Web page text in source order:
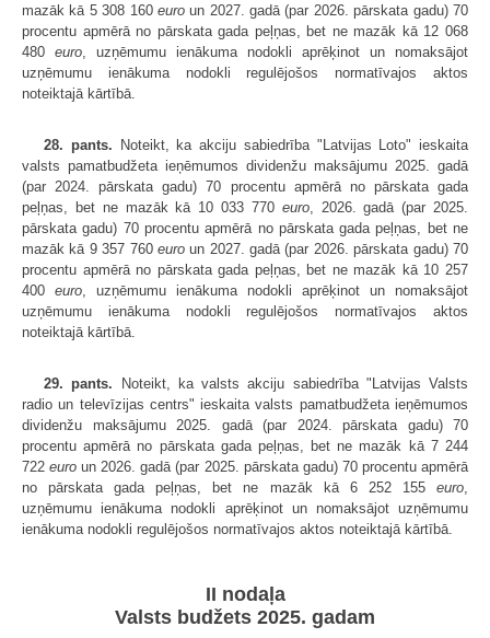
mazāk kā 5 308 160 euroun 2027. gadā (par 2026. pārskata gadu) 70
procentu apmērā no pārskata gada peļņas, bet ne mazāk kā 12 068
480 euro , uzņēmumu ienākuma nodokli aprēķinot un nomaksājot
uzņēmumu ienākuma nodokli regulējošos normatīvajos aktos
noteiktajā kārtībā.
28. pants. Noteikt, ka akciju sabiedrība "Latvijas Loto" ieskaita
valsts pamatbudžeta ieņēmumos dividenžu maksājumu 2025. gadā
(par 2024. pārskata gadu) 70 procentu apmērā no pārskata gada
peļņas, bet ne mazāk kā 10 033 770 euro, 2026. gadā (par 2025.
pārskata gadu) 70 procentu apmērā no pārskata gada peļņas, bet ne
mazāk kā 9 357 760 euroun 2027. gadā (par 2026. pārskata gadu) 70
procentu apmērā no pārskata gada peļņas, bet ne mazāk kā 10 257
400 euro , uzņēmumu ienākuma nodokli aprēķinot un nomaksājot
uzņēmumu ienākuma nodokli regulējošos normatīvajos aktos
noteiktajā kārtībā.
29. pants. Noteikt, ka valsts akciju sabiedrība "Latvijas Valsts
radio un televīzijas centrs" ieskaita valsts pamatbudžeta ieņēmumos
dividenžu maksājumu 2025. gadā (par 2024. pārskata gadu) 70
procentu apmērā no pārskata gada peļņas, bet ne mazāk kā 7 244
722euro un 2026. gadā (par 2025. pārskata gadu) 70 procentu apmērā
no pārskata gada peļņas, bet ne mazāk kā 6 252 155 euro
uzņēmumu ienākuma nodokli aprēķinot un nomaksājot uzņēmumu
ienākuma nodokli regulējošos normatīvajos aktos noteiktajā kārtībā.
II nodaļa
Valsts budžets 2025. gadam